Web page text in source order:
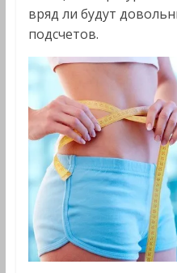
вряд ли будут
подсчетов.